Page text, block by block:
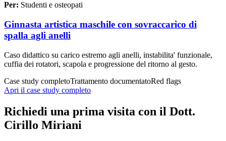
Per: Studenti e osteopati
Ginnasta artistica maschile con sovraccarico di
spalla agli anelli
Caso didattico su carico estremo agli anelli, instabilita' funzionale,
cuffia dei rotatori, scapola e progressione del ritorno al gesto.
Case study completoTrattamento documentatoRed flags
Apri il case study completo
Richiedi una prima visita con il Dott.
Cirillo Miriani